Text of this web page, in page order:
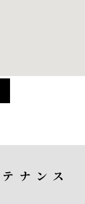
ナンス